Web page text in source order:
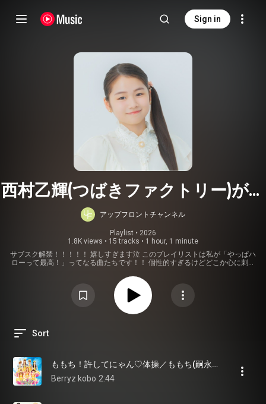
Sign in
西村乙輝(つばきファクトリー)が選
ぶハロプロサブスク超解禁集
アップフロントチャンネル
Playlist • 2026
1.8K views • 15 tracks • 1 hour, 1 minute
サブスク解禁！！！！！ 嬉しすぎます泣 このプレイリストは私が「やっぱハ
ローって最高！」ってなる曲たちです！！ 個性的すぎるけどどこか心に刺さ
ない人にこそ！聴いてほしいです！！ 私はこの曲たちを16ビートを刻みなが
ら散歩するのが好きです！！ ぜひみなさんも16ビートを刻みながら聴いてい
ただきたいです！！
Sort
ももち！許してにゃん♡体操／ももち(嗣永桃子 feat. Berryz工房) (feat. Berryz kobo)
Berryz kobo 2:44